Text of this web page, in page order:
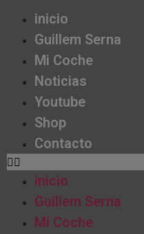
inicio
Guillem Serna
Mi Coche
Noticias
Youtube
Shop
Contacto
inicio
Guillem Serna
Mi Coche